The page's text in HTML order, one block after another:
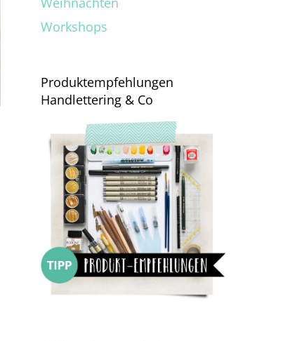
Workshops
Produktempfehlungen
Handlettering & Co